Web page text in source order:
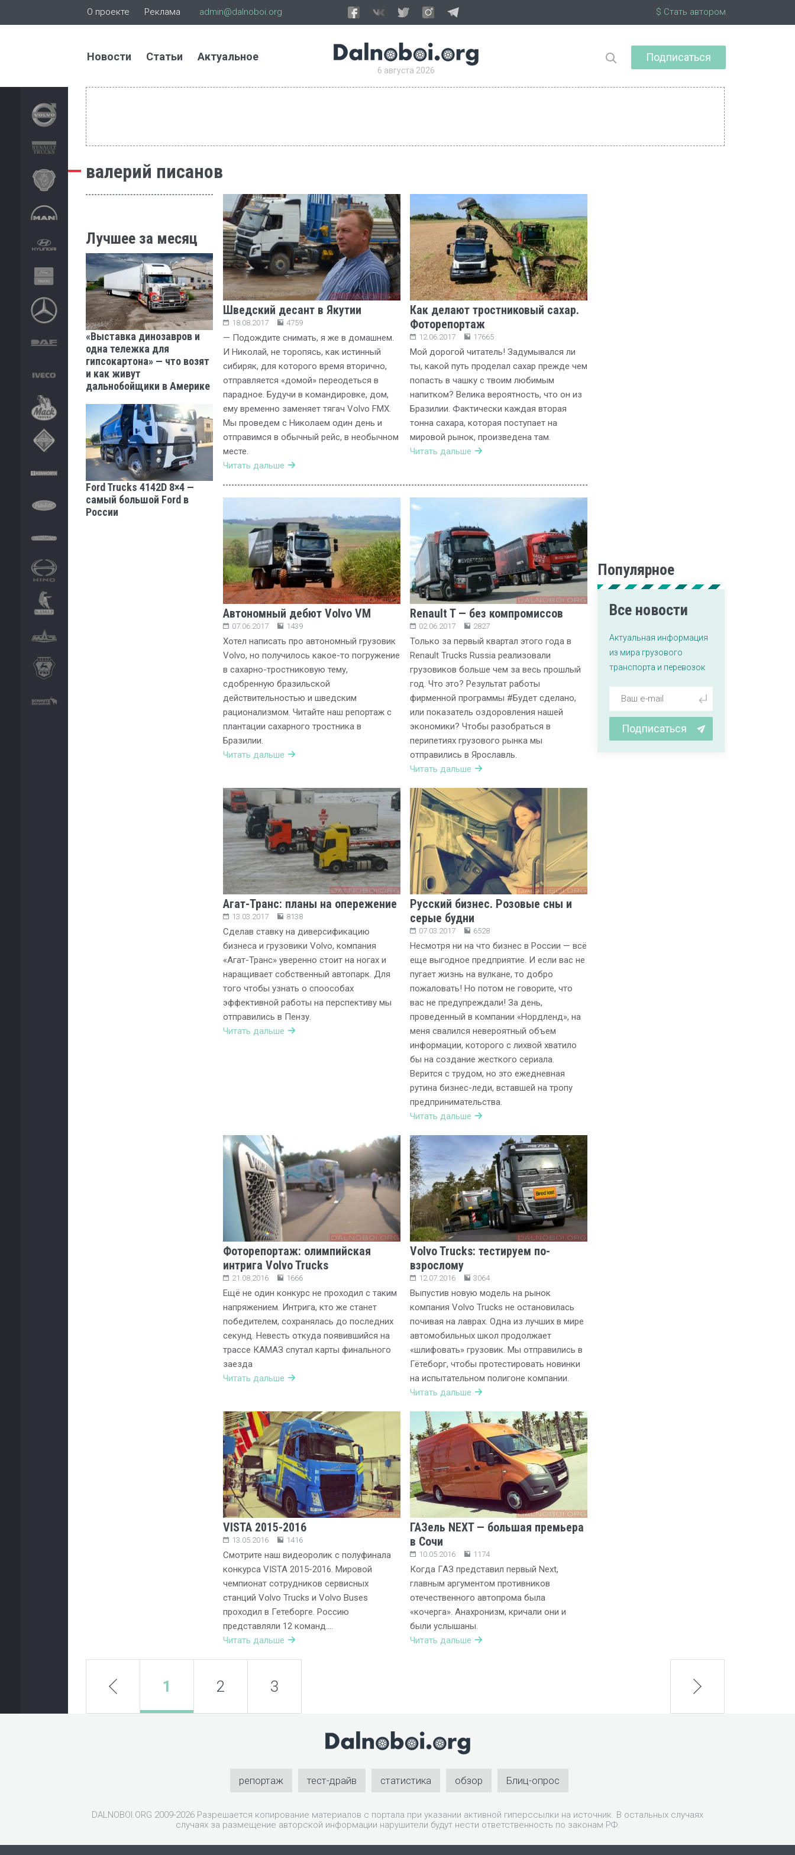
О проекте Реклама admin@dalnoboi.org $ Стать автором
Новости Статьи Актуальное
6 августа 2026
Подписаться
валерий писанов
Лучшее за месяц
«Выставка динозавров и
одна тележка для
гипсокартона» — что возят
и как живут
дальнобойщики в Америке
Ford Trucks 4142D 8×4 —
самый большой Ford в
России
Шведский десант в Якутии
18.08.2017 4759
— Подождите снимать, я же в домашнем.
И Николай, не торопясь, как истинный
сибиряк, для которого время вторично,
отправляется «домой» переодеться в
парадное. Будучи в командировке, дом,
ему временно заменяет тягач Volvo FMX.
Мы проведем с Николаем один день и
отправимся в обычный рейс, в необычном
месте.
Читать дальше
Как делают тростниковый сахар.
Фоторепортаж
12.06.2017 17665
Мой дорогой читатель! Задумывался ли
ты, какой путь проделал сахар прежде чем
попасть в чашку с твоим любимым
напитком? Велика вероятность, что он из
Бразилии. Фактически каждая вторая
тонна сахара, которая поступает на
мировой рынок, произведена там.
Читать дальше
Автономный дебют Volvo VM
07.06.2017 1439
Хотел написать про автономный грузовик
Volvo, но получилось какое-то погружение
в сахарно-тростниковую тему,
сдобренную бразильской
действительностью и шведским
рационализмом. Читайте наш репортаж с
плантации сахарного тростника в
Бразилии.
Читать дальше
Renault T — без компромиссов
02.06.2017 2827
Только за первый квартал этого года в
Renault Trucks Russia реализовали
грузовиков больше чем за весь прошлый
год. Что это? Результат работы
фирменной программы #Будет сделано,
или показатель оздоровления нашей
экономики? Чтобы разобраться в
перипетиях грузового рынка мы
отправились в Ярославль.
Читать дальше
Агат-Транс: планы на опережение
13.03.2017 8138
Сделав ставку на диверсификацию
бизнеса и грузовики Volvo, компания
«Агат-Транс» уверенно стоит на ногах и
наращивает собственный автопарк. Для
того чтобы узнать о споособах
эффективной работы на перспективу мы
отправились в Пензу.
Читать дальше
Русский бизнес. Розовые сны и
серые будни
07.03.2017 6528
Несмотря ни на что бизнес в России — всё
еще выгодное предприятие. И если вас не
пугает жизнь на вулкане, то добро
пожаловать! Но потом не говорите, что
вас не предупреждали! За день,
проведенный в компании «Нордленд», на
меня свалился невероятный объем
информации, которого с лихвой хватило
бы на создание жесткого сериала.
Верится с трудом, но это ежедневная
рутина бизнес-леди, вставшей на тропу
предпринимательства.
Читать дальше
Фоторепортаж: олимпийская
интрига Volvo Trucks
21.08.2016 1666
Ещё не один конкурс не проходил с таким
напряжением. Интрига, кто же станет
победителем, сохранялась до последних
секунд. Невесть откуда появившийся на
трассе КАМАЗ спутал карты финального
заезда
Читать дальше
Volvo Trucks: тестируем по-
взрослому
12.07.2016 3064
Выпустив новую модель на рынок
компания Volvo Trucks не остановилась
почивая на лаврах. Одна из лучших в мире
автомобильных школ продолжает
«шлифовать» грузовик. Мы отправились в
Гётеборг, чтобы протестировать новинки
на испытательном полигоне компании.
Читать дальше
VISTA 2015-2016
13.05.2016 1416
Смотрите наш видеоролик с полуфинала
конкурса VISTA 2015-2016. Мировой
чемпионат сотрудников сервисных
станций Volvo Trucks и Volvo Buses
проходил в Гетеборге. Россию
представляли 12 команд….
Читать дальше
ГАЗель NEXT — большая премьера
в Сочи
10.05.2016 1174
Когда ГАЗ представил первый Next,
главным аргументом противников
отечественного автопрома была
«кочерга». Анахронизм, кричали они и
были услышаны.
Читать дальше
Популярное
Все новости
Актуальная информация
из мира грузового
транспорта и перевозок
Подписаться
prev 1 2 3 next
репортаж тест-драйв статистика обзор Блиц-опрос
DALNOBOI.ORG 2009-2026 Разрешается копирование материалов с портала при указании активной гиперссылки на источник. В остальных случаях
случаях за размещение авторской информации нарушители будут нести ответственность по законам РФ.